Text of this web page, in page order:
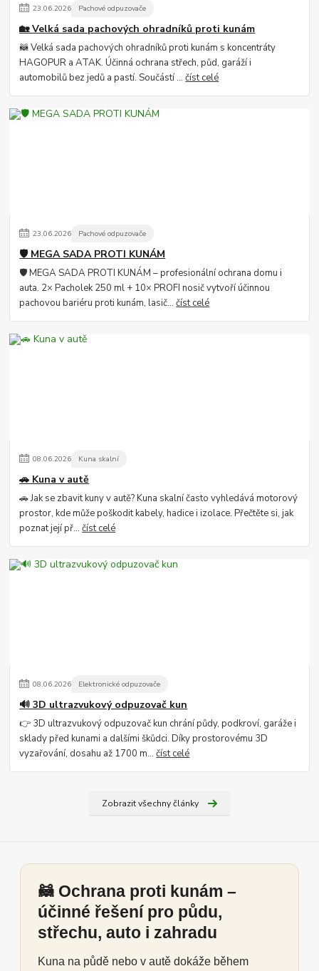
23.06.2026 Pachové odpuzovače
🏡 Velká sada pachových ohradníků proti kunám
🦝 Velká sada pachových ohradníků proti kunám s koncentráty
HAGOPUR a ATAK. Účinná ochrana střech, půd, garáží i
automobilů bez jedů a pastí. Součástí ...číst celé
23.06.2026 Pachové odpuzovače
🛡️ MEGA SADA PROTI KUNÁM
🛡️ MEGA SADA PROTI KUNÁM – profesionální ochrana domu i
auta. 2× Pacholek 250 ml + 10× PROFI nosič vytvoří účinnou
pachovou bariéru proti kunám, lasič...číst celé
08.06.2026 Kuna skalní
🚗 Kuna v autě
🚗 Jak se zbavit kuny v autě? Kuna skalní často vyhledává motorový
prostor, kde může poškodit kabely, hadice i izolace. Přečtěte si, jak
poznat její př...číst celé
08.06.2026 Elektronické odpuzovače
🔊 3D ultrazvukový odpuzovač kun
👉 3D ultrazvukový odpuzovač kun chrání půdy, podkroví, garáže i
sklady před kunami a dalšími škůdci. Díky prostorovému 3D
vyzařování, dosahu až 1700 m...číst celé
Zobrazit všechny články
🦝 Ochrana proti kunám –
účinné řešení pro půdu,
střechu, auto i zahradu
Kuna na půdě nebo v autě dokáže během